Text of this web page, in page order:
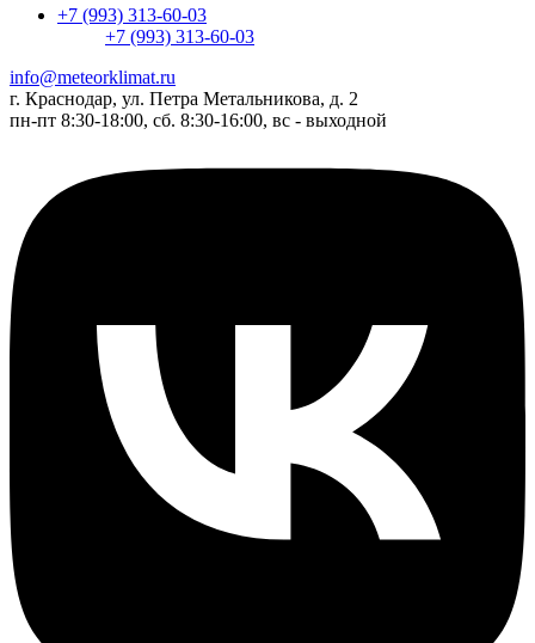
+7 (993) 313-60-03
+7 (993) 313-60-03
info@meteorklimat.ru
г. Краснодар, ул. Петра Метальникова, д. 2
пн-пт 8:30-18:00, сб. 8:30-16:00, вс - выходной